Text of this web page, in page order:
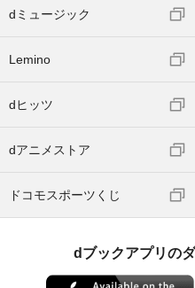
dミュージック
Lemino
dヒッツ
dアニメストア
ドコモスポーツくじ
dブックアプリの